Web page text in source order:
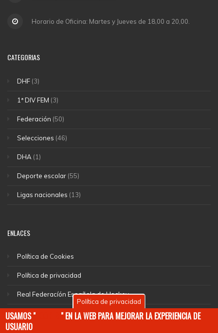
Horario de Oficina: Martes y Jueves de 18,00 a 20,00.
CATEGORIAS
DHF (3)
1ª DIV FEM (3)
Federación (50)
Selecciones (46)
DHA (1)
Deporte escolar (55)
Ligas nacionales (13)
ENLACES
Política de Cookies
Política de privacidad
Real Federacíón Española de Hockey
EuroHockey
Política de privacidad
USAMOS "COOKIES " EN LA WEB PARA MEJORAR LA EXPERIENCIA DE
USUARIO